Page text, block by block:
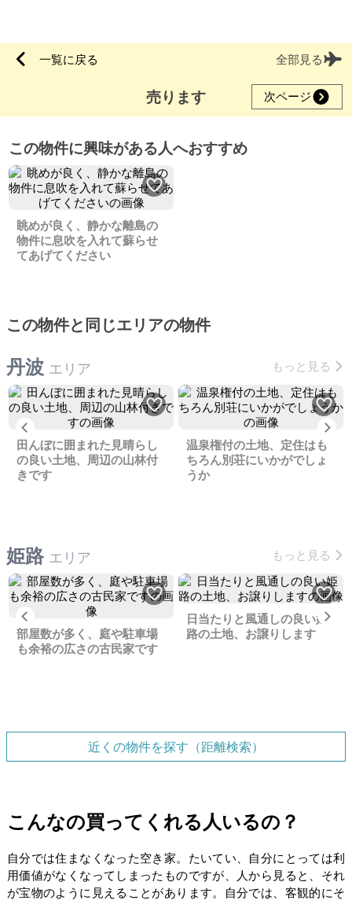
一覧に戻る 全部見る
売ります 次ページ
この物件に興味がある人へおすすめ
眺めが良く、静かな離島の
物件に息吹を入れて蘇らせ
てあげてください
この物件と同じエリアの物件
丹波 エリア もっと見る
Previous
田んぼに囲まれた見晴らし
の良い土地、周辺の山林付
きです
温泉権付の土地、定住はも
ちろん別荘にいかがでしょ
うか
姫路 エリア もっと見る
部屋数が多く、庭や駐車場
も余裕の広さの古民家です
日当たりと風通しの良い姫
路の土地、お譲りします
近くの物件を探す（距離検索）
こんなの買ってくれる人いるの？
自分では住まなくなった空き家。たいてい、自分にとっては利
用価値がなくなってしまったものですが、人から見ると、それ
が宝物のように見えることがあります。自分では、客観的にそ